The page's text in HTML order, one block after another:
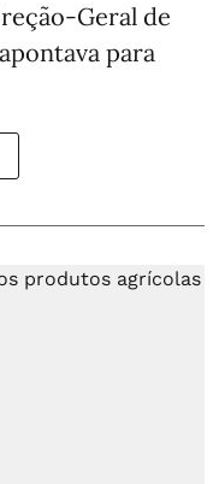
Geral de
para